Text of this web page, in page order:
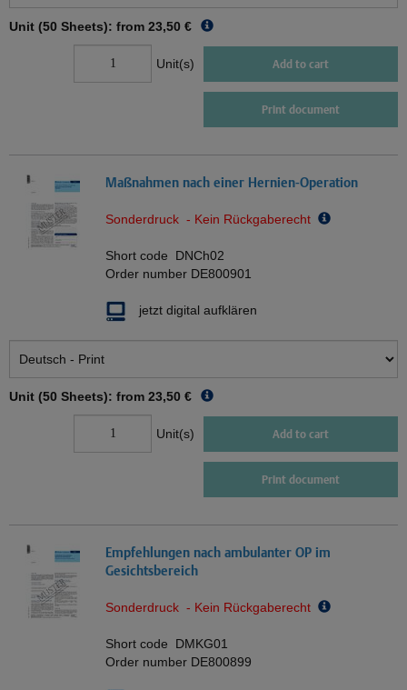
Unit (50 Sheets): from 23,50 €
Unit(s) Add to cart
Print document
Maßnahmen nach einer Hernien-Operation
Sonderdruck - Kein Rückgaberecht
Short code DNCh02
Order number DE800901
jetzt digital aufklären
Unit (50 Sheets): from 23,50 €
Unit(s) Add to cart
Print document
Empfehlungen nach ambulanter OP im
Gesichtsbereich
Sonderdruck - Kein Rückgaberecht
Short code DMKG01
Order number DE800899